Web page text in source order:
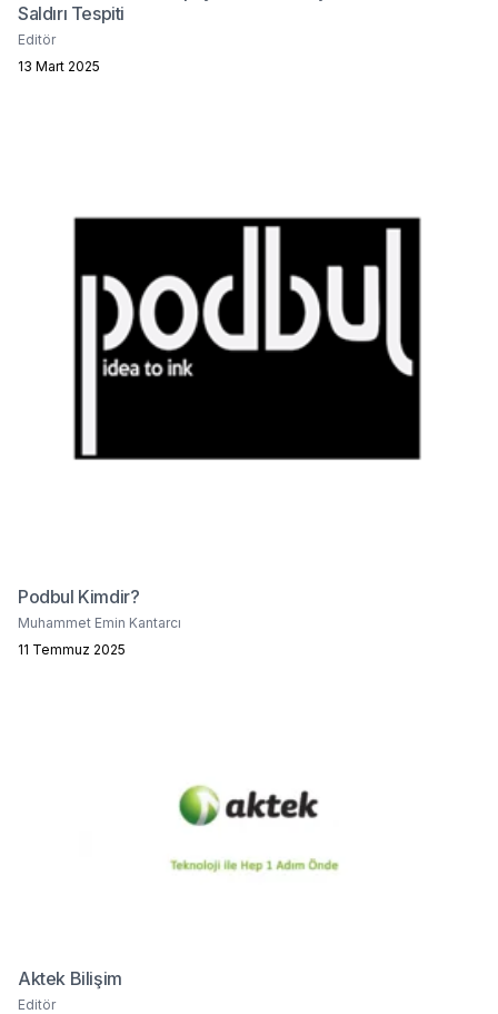
Saldırı Tespiti
Editör
13 Mart 2025
Podbul Kimdir?
Muhammet Emin Kantarcı
11 Temmuz 2025
Aktek Bilişim
Editör